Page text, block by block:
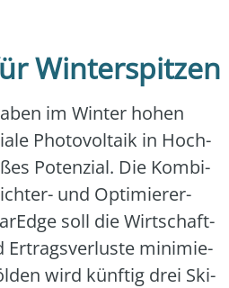
Winterspitzen
im Win­ter hohen
Pho­to­vol­ta­ik in Hoch­
Poten­zi­al. Die Kom­bi­
und Opti­mie­rer-
soll die Wirt­schaft­
Ertrags­ver­lus­te mini­mie­
wird künf­tig drei Ski­